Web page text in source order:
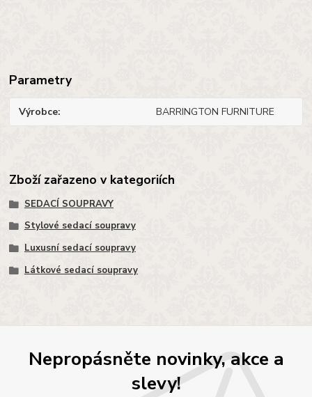
Parametry
Výrobce BARRINGTON FURNITURE
Zboží zařazeno v kategoriích
SEDACÍ SOUPRAVY
Stylové sedací soupravy
Luxusní sedací soupravy
Látkové sedací soupravy
Nepropásněte novinky, akce a
slevy!